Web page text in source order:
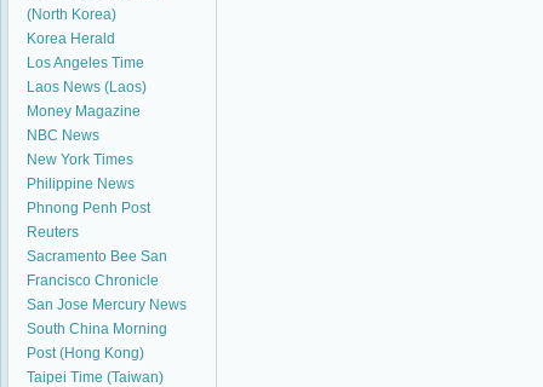
(North Korea)
Korea Herald
Los Angeles Time
Laos News (Laos)
Money Magazine
NBC News
New York Times
Philippine News
Phnong Penh Post
Reuters
Sacramento Bee San
Francisco Chronicle
San Jose Mercury News
South China Morning
Post (Hong Kong)
Taipei Time (Taiwan)